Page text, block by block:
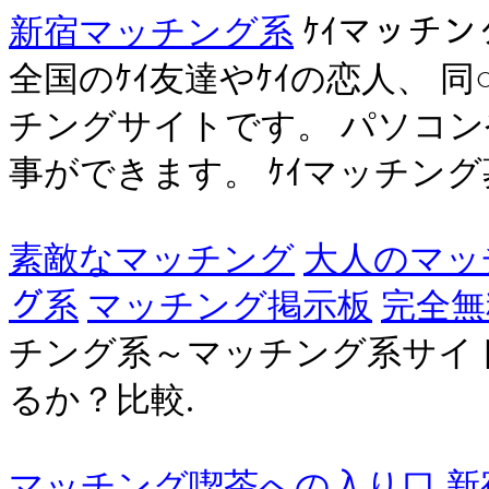
新宿マッチング系 ｹｲマッチ
全国のｹｲ友達やｹｲの恋人、
チングサイトです。 パソコ
事ができます。 ｹｲマッチン
素敵なマッチング 大人のマ
グ系 マッチング掲示板 完全
チング系～マッチング系サ
るか？比較.